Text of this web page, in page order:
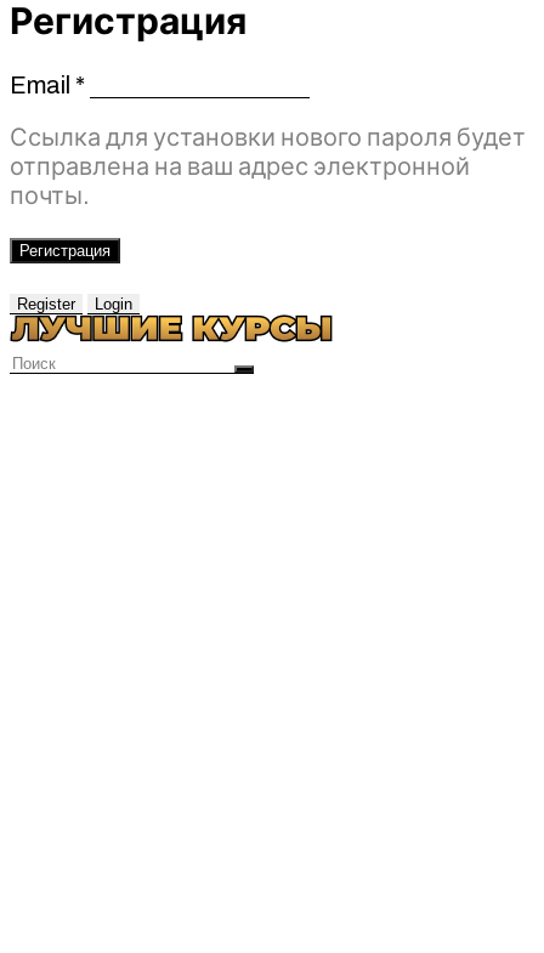
Регистрация
Email *Обязательно
Ссылка для установки нового пароля будет
отправлена ​​на ваш адрес электронной
почты.
Регистрация
Register Login